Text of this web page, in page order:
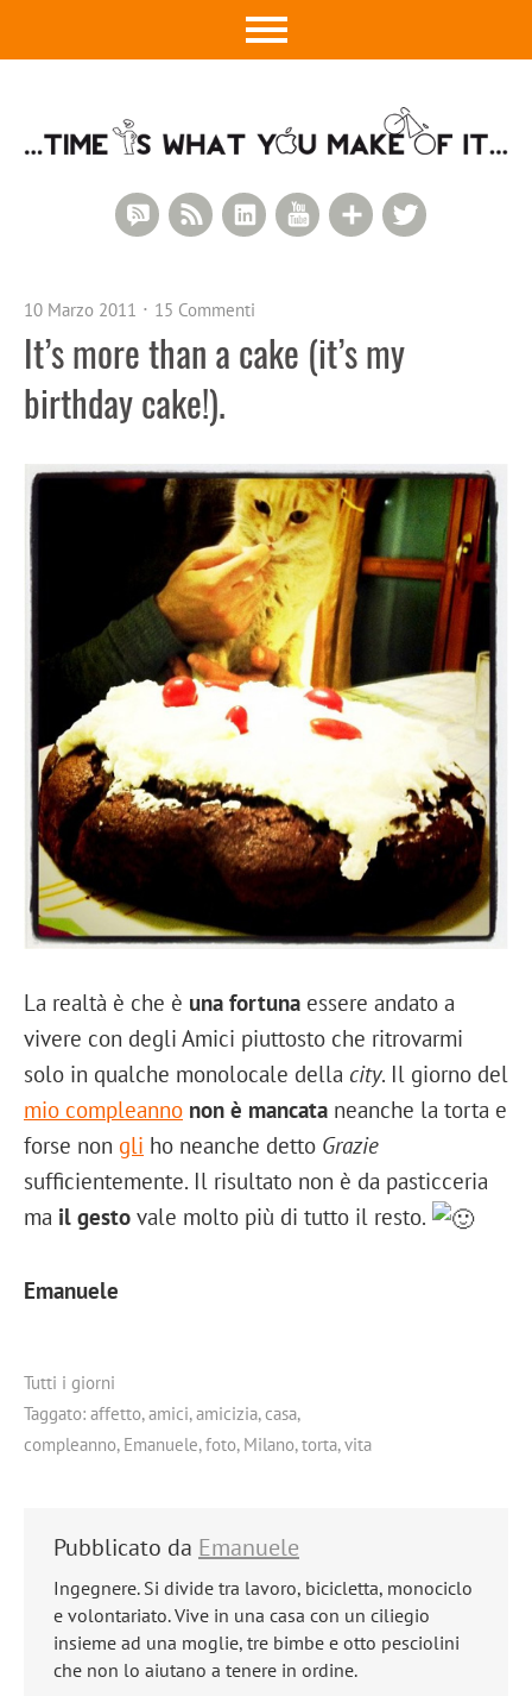
Google+
YouTube
LinkedIn
RSS Feed
RSS Comments
10 Marzo 2011 15 Commenti
It’s more than a cake (it’s my
birthday cake!).
La realtà è che è una fortuna essere andato a
vivere con degli Amici piuttosto che ritrovarmi
solo in qualche monolocale della city. Il giorno del
mio compleanno non è mancata neanche la torta e
forse non gli ho neanche detto Grazie
sufficientemente. Il risultato non è da pasticceria
ma il gesto vale molto più di tutto il resto.
Emanuele
Tutti i giorni
Taggato: affetto,amici,amicizia,casa,
compleanno, Emanuele,foto, Milano,torta,vita
Pubblicato da Emanuele
Ingegnere. Si divide tra lavoro, bicicletta, monociclo
e volontariato. Vive in una casa con un ciliegio
insieme ad una moglie, tre bimbe e otto pesciolini
che non lo aiutano a tenere in ordine.